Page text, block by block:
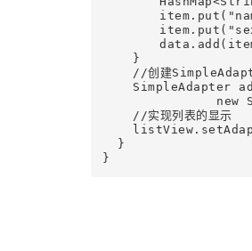
    }
//创建
SimpleAdapter
    //实现列表的显示
  }
}